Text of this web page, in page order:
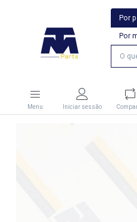
Por
Por
Menu Iniciar sessão